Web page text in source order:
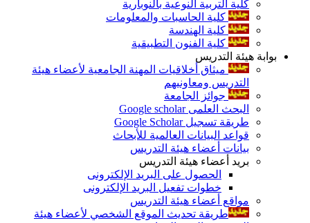
كلية التربية النوعية بالنوبارية
كلية الحاسبات والمعلومات
كلية الهندسة
كلية الفنون التطبيقية
بوابة هيئة التدريس
ميثاق أخلاقيات المهنة الجامعية لأعضاء هيئة
التدريس ومعاونيهم
جوائز الجامعة
البحث العلمى Google scholar
طريقة تسجيل Google Scholar
قواعد البيانات العالمية للأبحاث
بيانات أعضاء هيئة التدريس
بريد أعضاء هيئة التدريس
الحصول على البريد الإلكترونى
خطوات تفعيل البريد الإلكترونى
مواقع أعضاء هيئة التدريس
طريقة تحديث الموقع الشخصي لأعضاء هيئة